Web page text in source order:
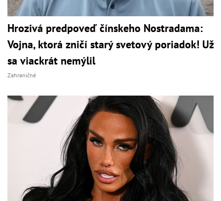
Hrozivá predpoveď čínskeho Nostradama:
Vojna, ktorá zničí starý svetový poriadok! Už
sa viackrát nemýlil
Zahraničné